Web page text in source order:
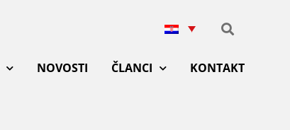
NOVOSTI ČLANCI KONTAKT